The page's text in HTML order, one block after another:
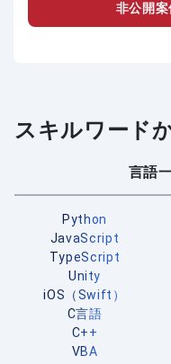
非公開
スキルワード
言語
Python
JavaScript
TypeScript
Unity
iOS（Swift）
C言語
C++
VBA